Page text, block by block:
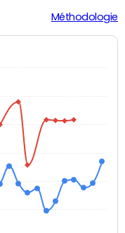
Méthodologie